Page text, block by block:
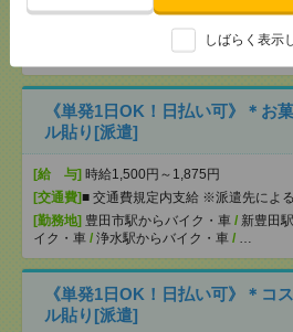
しばらく表示
[交通費]交通費支給
瑞穂運動場東駅から徒歩7分/瑞穂
新瑞橋駅から徒歩10分
《単発1日OK！日払い可》＊お
ル貼り[派遣]
[給 与] 時給1,500円～1,875円
[交通費]■ 交通費規定内支給 ※派遣先による
[勤務地] 豊田市駅からバイク・車 / 新豊田
イク・車 / 浄水駅からバイク・車 / …
《単発1日OK！日払い可》＊コ
ル貼り[派遣]